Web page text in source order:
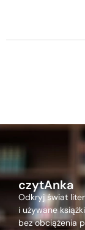
czytAnka
Odkryj świat
i używane
bez obciążenia